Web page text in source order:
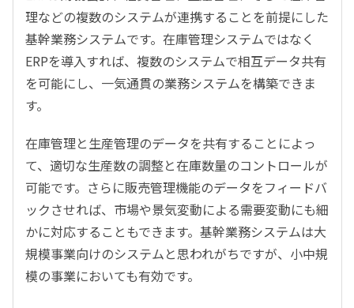
理などの複数のシステムが連携することを前提にした
基幹業務システムです。在庫管理システムではなく
ERPを導入すれば、複数のシステムで相互データ共有
を可能にし、一気通貫の業務システムを構築できま
す。
在庫管理と生産管理のデータを共有することによっ
て、適切な生産数の調整と在庫数量のコントロールが
可能です。さらに販売管理機能のデータをフィードバ
ックさせれば、市場や景気変動による需要変動にも細
かに対応することもできます。基幹業務システムは大
規模事業向けのシステムと思われがちですが、小中規
模の事業においても有効です。